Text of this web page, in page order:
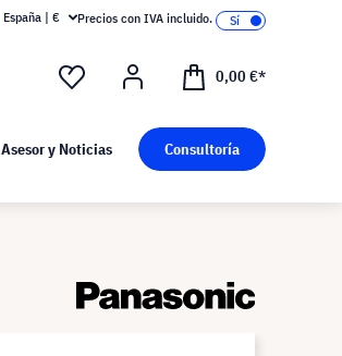
España | € Precios con IVA incluido.
0,00 €*
Asesor y Noticias Consultoría